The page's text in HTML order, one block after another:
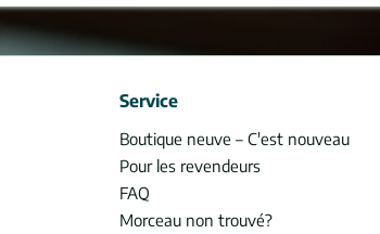
Service
Boutique neuve – C'est nouveau
Pour les revendeurs
FAQ
Morceau non trouvé?